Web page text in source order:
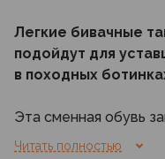
Легкие бивачные
подойдут для
в походных
Эта сменная обувь
температур и
Читать полностью